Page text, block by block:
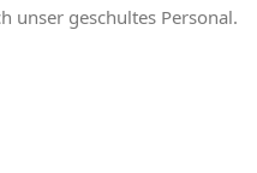
unser geschultes Personal.